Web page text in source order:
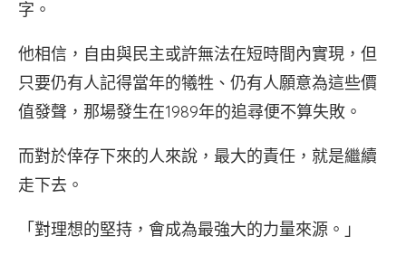
字。
他相信，自由與民主或許無法在短時間內實現，但
只要仍有人記得當年的犧牲、仍有人願意為這些價
值發聲，那場發生在1989年的追尋便不算失敗。
而對於倖存下來的人來說，最大的責任，就是繼續
走下去。
「對理想的堅持，會成為最強大的力量來源。」